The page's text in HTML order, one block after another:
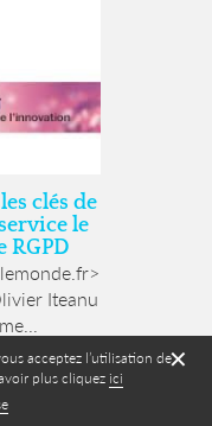
✕
acceptez l’utilisation de
plus cliquez ici
clés de
le
RGPD
Iteanu